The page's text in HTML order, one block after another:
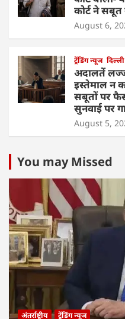
कोर्ट ने सबूत
August 6,
ट्रेंडिंग न्यूज दिल्ली
अदालतें
इस्तेमाल न
सबूतों पर
सुनवाई पर
August 5,
You may Missed
अंतर्राष्ट्रीय ट्रेंडिंग न्यूज